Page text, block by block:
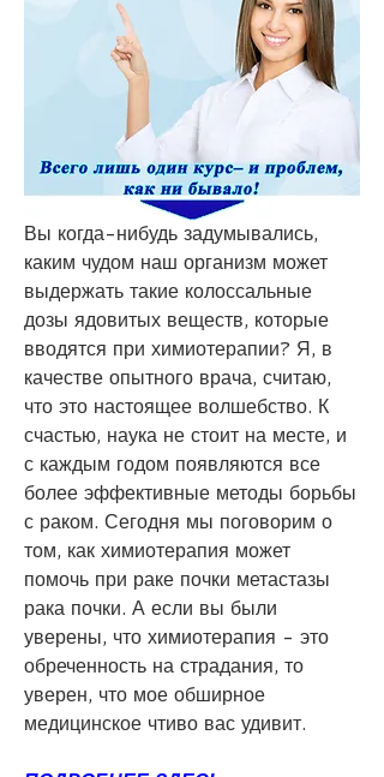
Вы когда-нибудь задумывались,
каким чудом наш организм может
выдержать такие колоссальные
дозы ядовитых веществ, которые
вводятся при химиотерапии? Я, в
качестве опытного врача, считаю,
что это настоящее волшебство. К
счастью, наука не стоит на месте, и
с каждым годом появляются все
более эффективные методы борьбы
с раком. Сегодня мы поговорим о
том, как химиотерапия может
помочь при раке почки метастазы
рака почки. А если вы были
уверены, что химиотерапия - это
обреченность на страдания, то
уверен, что мое обширное
медицинское чтиво вас удивит.